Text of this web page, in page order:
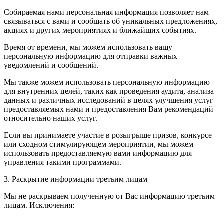
Собираемая нами персональная информация позволяет нам
связываться с вами и сообщать об уникальных предложениях,
акциях и других мероприятиях и ближайших событиях.
Время от времени, мы можем использовать вашу
персональную информацию для отправки важных
уведомлений и сообщений.
Мы также можем использовать персональную информацию
для внутренних целей, таких как проведения аудита, анализа
данных и различных исследований в целях улучшения услуг
предоставляемых нами и предоставления Вам рекомендаций
относительно наших услуг.
Если вы принимаете участие в розыгрыше призов, конкурсе
или сходном стимулирующем мероприятии, мы можем
использовать предоставляемую вами информацию для
управления такими программами.
3. Раскрытие информации третьим лицам
Мы не раскрываем полученную от Вас информацию третьим
лицам. Исключения: